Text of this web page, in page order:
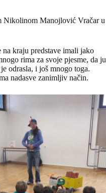
Nikolinom Manojlović Vračar u
kraju predstave imali jako
rima za svoje pjesme, da ju
odrasla, i još mnogo toga.
nadasve zanimljiv način.